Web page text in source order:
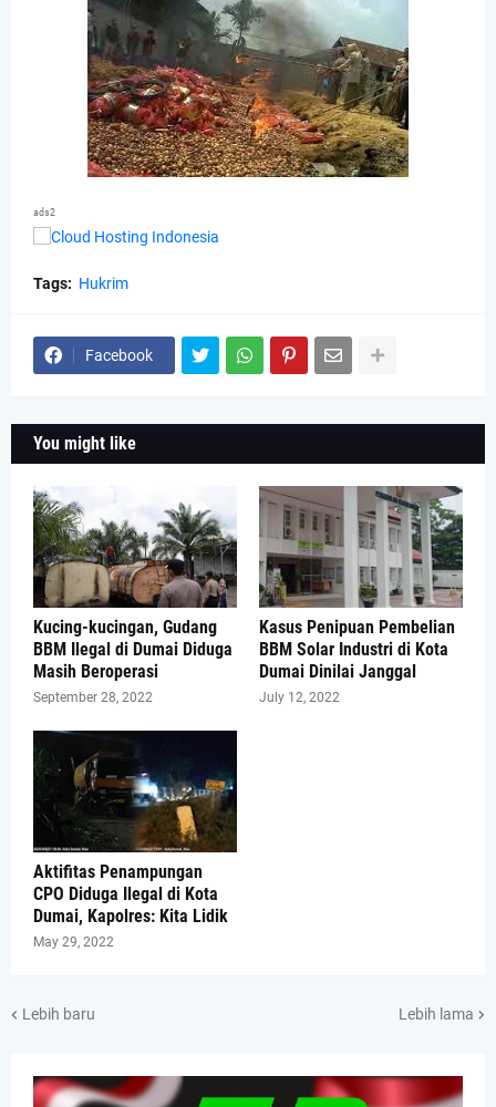
ads2
Tags: Hukrim
Facebook
You might like
Kucing-kucingan, Gudang
BBM Ilegal di Dumai Diduga
Masih Beroperasi
September 28, 2022
Kasus Penipuan Pembelian
BBM Solar Industri di Kota
Dumai Dinilai Janggal
July 12, 2022
Aktifitas Penampungan
CPO Diduga Ilegal di Kota
Dumai, Kapolres: Kita Lidik
May 29, 2022
Lebih baru Lebih lama